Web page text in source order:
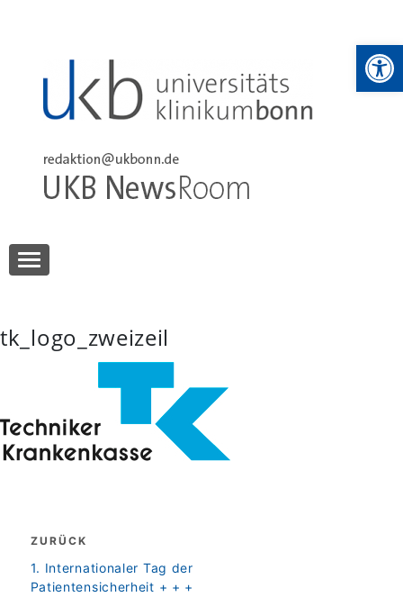
UKB NewsRoom
tk_logo_zweizeil
Beitragsnavigation
ZURÜCK
zurück
1. Internationaler Tag der
Patientensicherheit + + +